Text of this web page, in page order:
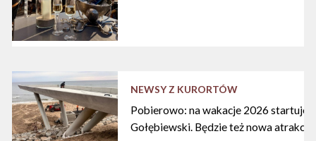
NEWSY Z KURORTÓW
Pobierowo: na wakacje 2026 startuje
Gołębiewski. Będzie też nowa atrakcja